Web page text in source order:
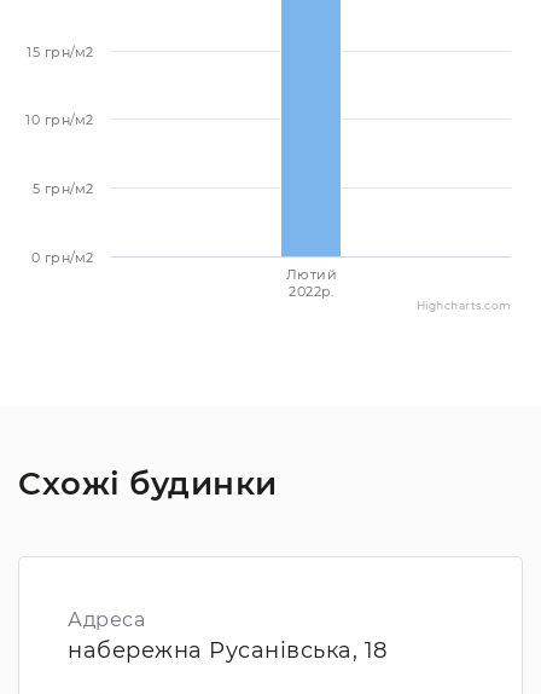
Лютий
2022p.
0 грн/м2
5 грн/м2
10 грн/м2
15 грн/м2
Highcharts.com
Схожі будинки
Адреса
набережна Русанівська, 18